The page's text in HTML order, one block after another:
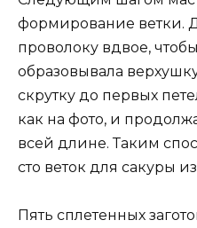
формирование ветки.
проволоку вдвое,
образовывала
скрутку до первых
как на фото, и
всей длине. Таким
сто веток для сакуры
Пять сплетенных